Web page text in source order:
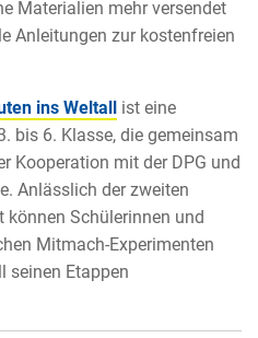
Materialien mehr versendet
Anleitungen zur kostenfreien
ins Weltall
ist eine
bis 6. Klasse, die gemeinsam
Kooperation mit der DPG und
Anlässlich der zweiten
können Schülerinnen und
Mitmach-Experimenten
seinen Etappen